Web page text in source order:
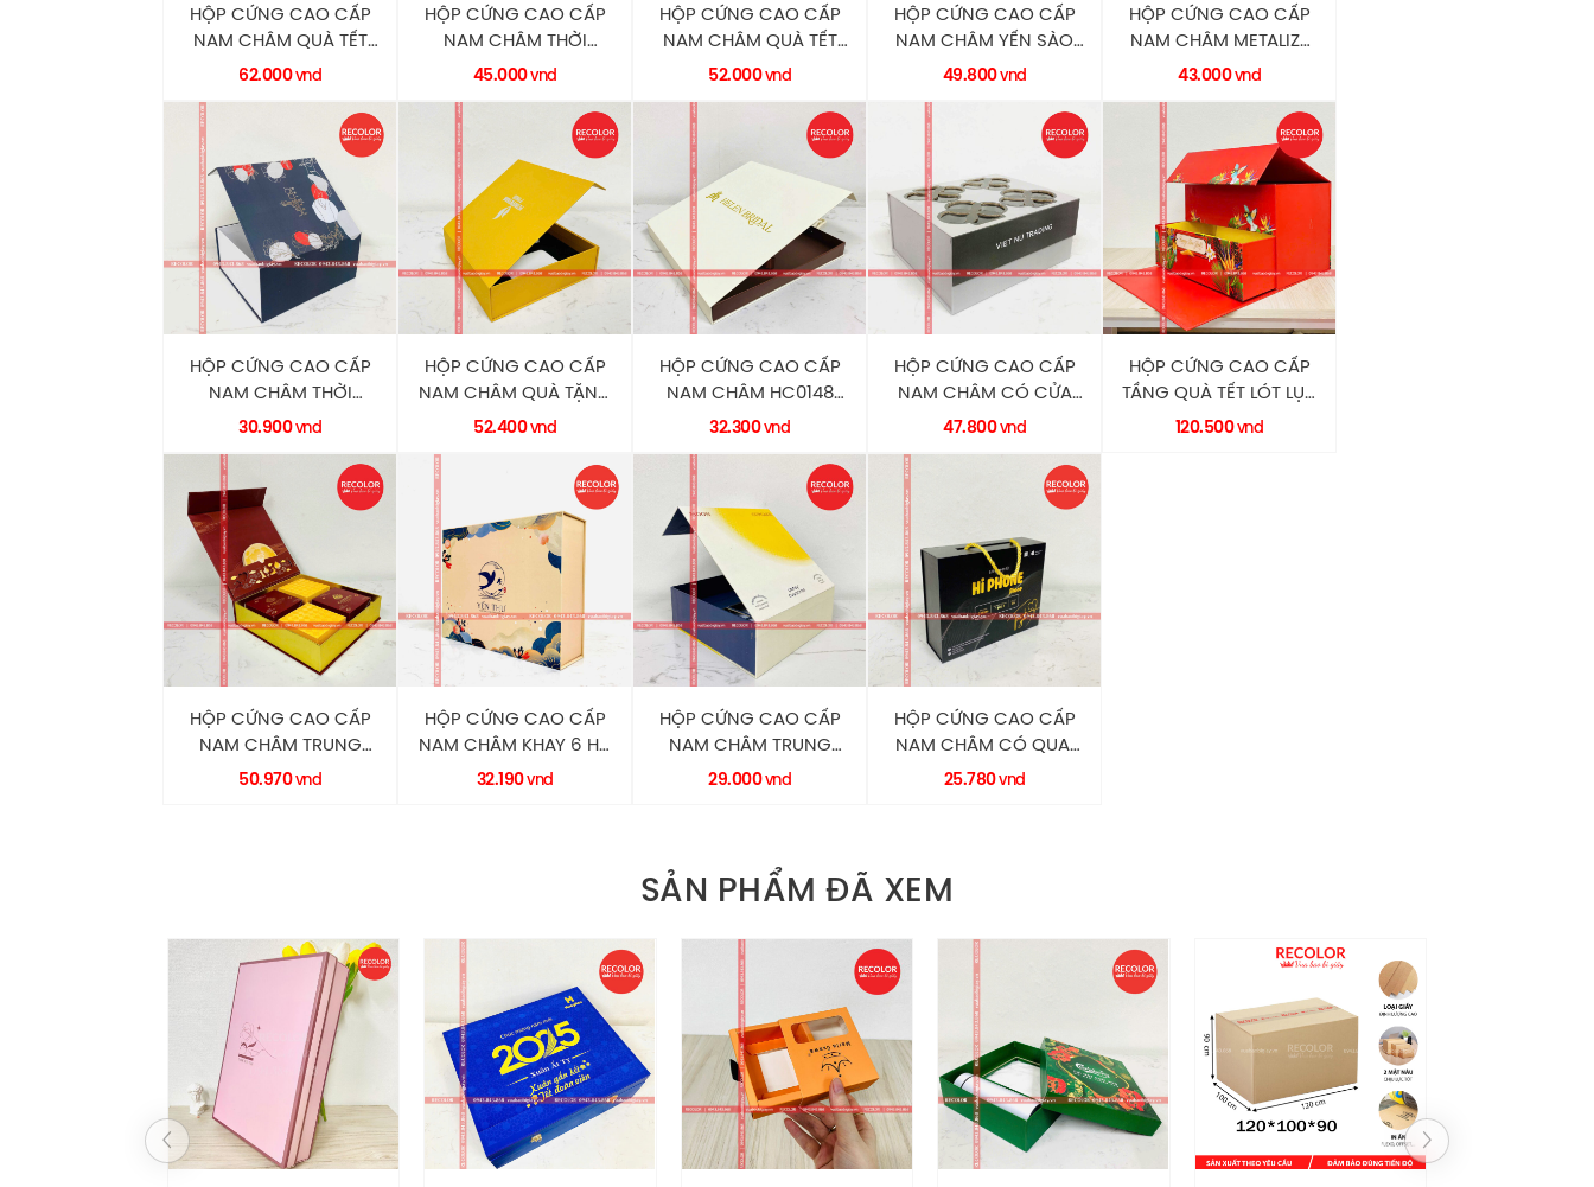
HỘP CỨNG CAO CẤP
NAM CHÂM QUÀ TẾT
PHỦ UV HC0168
62.000vnd
HỘP CỨNG CAO CẤP
NAM CHÂM THỜI
TRANG HC0165
45.000vnd
HỘP CỨNG CAO CẤP
NAM CHÂM QUÀ TẾT
YẾN SÀO HC0159
52.000vnd
HỘP CỨNG CAO CẤP
NAM CHÂM YẾN SÀO
CÓ QUAI XÁCH HC0158
49.800vnd
HỘP CỨNG CAO CẤP
NAM CHÂM METALIZE
DẬP 3D HC0157
43.000vnd
HỘP CỨNG CAO CẤP
NAM CHÂM THỜI
TRANG HC0156
30.900vnd
HỘP CỨNG CAO CẤP
NAM CHÂM QUÀ TẶNG
HC0150 RECOLOR
52.400vnd
HỘP CỨNG CAO CẤP
NAM CHÂM HC0148
RECOLOR
32.300vnd
HỘP CỨNG CAO CẤP
NAM CHÂM CÓ CỬA
SỔ HC0147 RECOLOR
47.800vnd
HỘP CỨNG CAO CẤP
TẦNG QUÀ TẾT LÓT LỤA
HC0145 RECOLOR
120.500vnd
HỘP CỨNG CAO CẤP
NAM CHÂM TRUNG
THU HC0099 RECOLOR
50.970vnd
HỘP CỨNG CAO CẤP
NAM CHÂM KHAY 6 HỦ
HC0098 RECOLOR
32.190vnd
HỘP CỨNG CAO CẤP
NAM CHÂM TRUNG
THU HC0094 RECOLOR
29.000vnd
HỘP CỨNG CAO CẤP
NAM CHÂM CÓ QUAI
XÁCH HC0086
25.780vnd
SẢN PHẨM ĐÃ XEM